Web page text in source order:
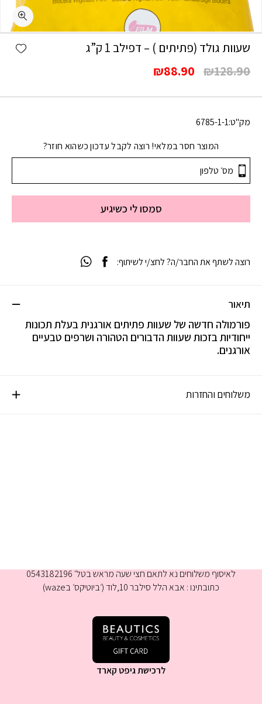
שעוות גולד (פתיתים ) – דפילב 1 ק”ג
₪128.90
המחיר
היה:
₪88.90
המחיר
הוא:
מק"ט:6785-1-1
המוצר חסר במלאי! רוצה לקבל עדכון כשהוא חוזר?
סמסו לי כשיגיע
תיאור
פורמולה חדשה של שעוות פתיתים אורגנית בעלת תכונות
ייחודיות בזכות שעוות הדבורים הטהורה ושרפים טבעיים
אורגנים.
משלוחים והחזרות
רוצה לשתף את החבר/ה? לחצ/י לשיתוף:
לאיסוף משלוחים נא לתאם חצי שעה מראש בטל' 0543182196
כתובתינו : אבא הלל סילבר 10,לוד (׳ביוטיקס׳ בwaze)
לרכישת גיפט קארד